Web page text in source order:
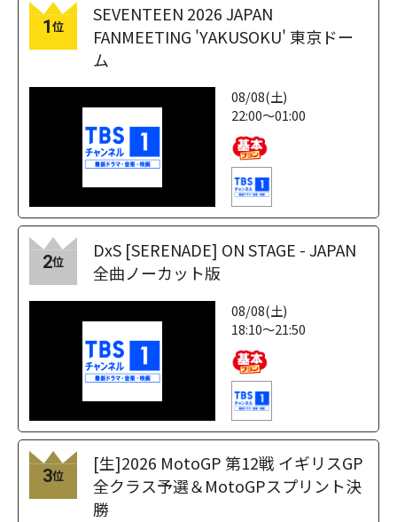
1位
SEVENTEEN 2026 JAPAN
FANMEETING 'YAKUSOKU' 東京ドー
ム
08/08(土)
22:00～01:00
2位
DxS [SERENADE] ON STAGE - JAPAN
全曲ノーカット版
08/08(土)
18:10～21:50
3位
[生]2026 MotoGP 第12戦 イギリスGP
全クラス予選＆MotoGPスプリント決
勝